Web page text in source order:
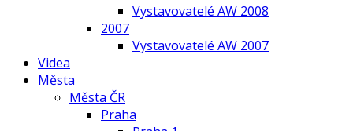
Vystavovatelé AW 2008
2007
Vystavovatelé AW 2007
Videa
Města
Města ČR
Praha